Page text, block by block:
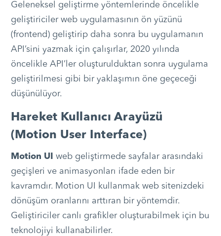
Geleneksel geliştirme yöntemlerinde öncelikle
geliştiriciler web uygulamasının ön yüzünü
(frontend) geliştirip daha sonra bu uygulamanın
API’sini yazmak için çalışırlar, 2020 yılında
öncelikle API’ler oluşturulduktan sonra uygulama
geliştirilmesi gibi bir yaklaşımın öne geçeceği
düşünülüyor.
Hareket Kullanıcı Arayüzü
(Motion User Interface)
Motion UI
web geliştirmede sayfalar arasındaki
geçişleri ve animasyonları ifade eden bir
kavramdır. Motion UI kullanmak web sitenizdeki
dönüşüm oranlarını arttıran bir yöntemdir.
Geliştiriciler canlı grafikler oluşturabilmek için bu
teknolojiyi kullanabilirler.